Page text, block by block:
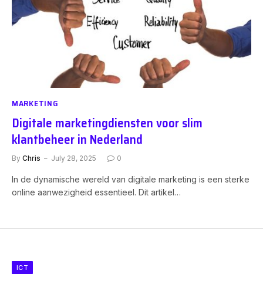
MARKETING
Digitale marketingdiensten voor slim
klantbeheer in Nederland
By Chris July 28, 2025 0
In de dynamische wereld van digitale marketing is een sterke
online aanwezigheid essentieel. Dit artikel…
ICT